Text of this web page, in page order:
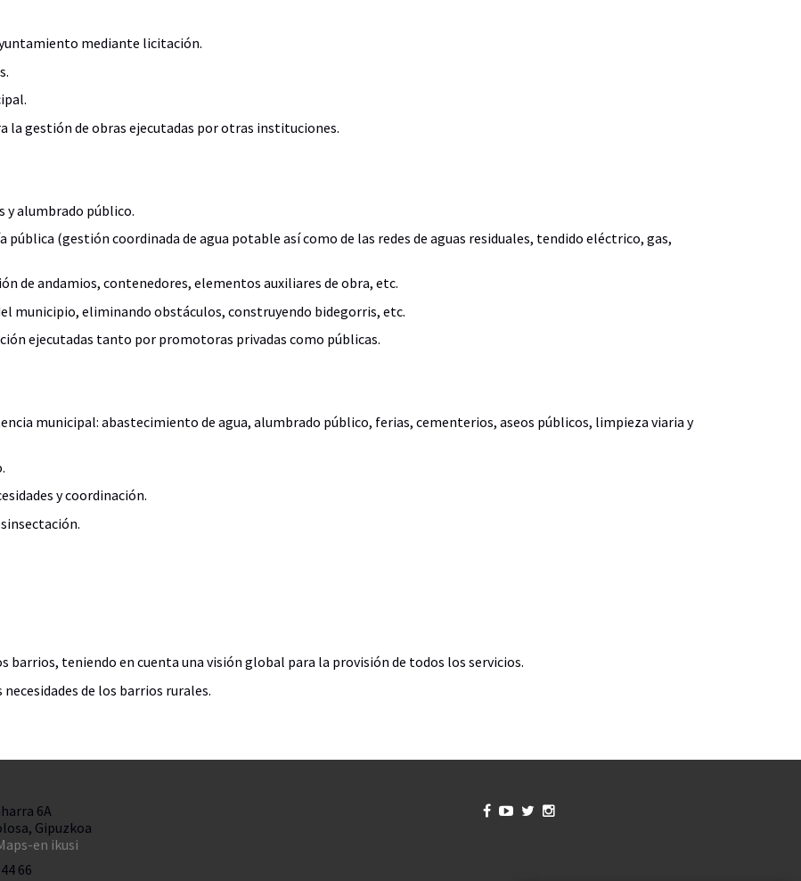
mediante licitación.
la gestión de obras ejecutadas por otras instituciones.
y alumbrado público.
(gestión coordinada de agua potable así como de las redes de aguas residuales, tendido eléctrico, gas,
de andamios, contenedores, elementos auxiliares de obra, etc.
municipio, eliminando obstáculos, construyendo bidegorris, etc.
ejecutadas tanto por promotoras privadas como públicas.
municipal: abastecimiento de agua, alumbrado público, ferias, cementerios, aseos públicos, limpieza viaria y
y coordinación.
barrios, teniendo en cuenta una visión global para la provisión de todos los servicios.
de los barrios rurales.
6A
Gipuzkoa
en ikusi
66
   